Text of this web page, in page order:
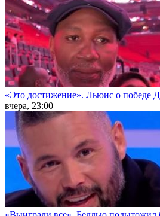
«Это достижение». Льюис о победе
вчера, 23:00